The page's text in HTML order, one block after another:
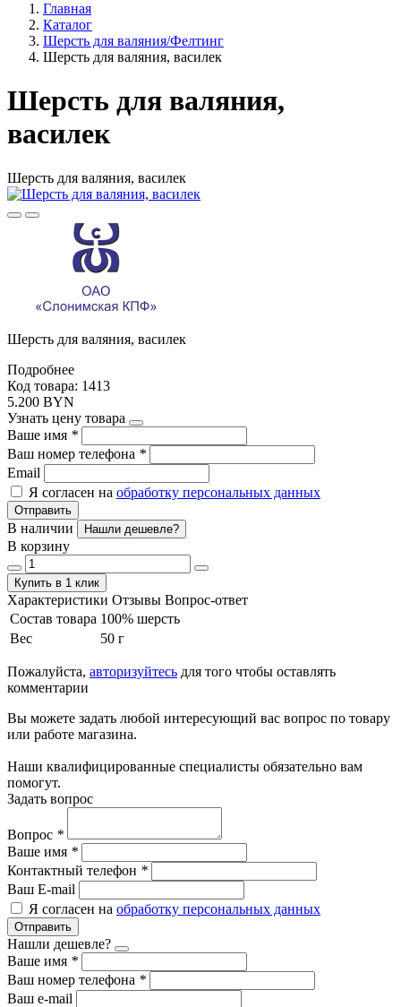
Главная
Каталог
Шерсть для валяния/Фелтинг
Шерсть для валяния, василек
Шерсть для валяния,
василек
Шерсть для валяния, василек
Шерсть для валяния, василек
Подробнее
Код товара: 1413
5.200 BYN
Узнать цену товара
Ваше имя *
Ваш номер телефона *
Email
Я согласен на обработку персональных данных
Отправить
В наличии Нашли дешевле?
В корзину
Купить в 1 клик
Характеристики Отзывы Вопрос-ответ
Состав товара 100% шерсть
Вес
50 г
Пожалуйста, авторизуйтесь для того чтобы оставлять
комментарии
Вы можете задать любой интересующий вас вопрос по товару
или работе магазина.
Наши квалифицированные специалисты обязательно вам
помогут.
Задать вопрос
Вопрос *
Ваше имя *
Контактный телефон *
Ваш E-mail
Я согласен на обработку персональных данных
Отправить
Нашли дешевле?
Ваше имя *
Ваш номер телефона *
Ваш e-mail